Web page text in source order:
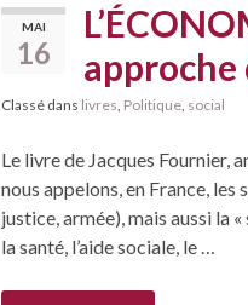
MAI
16
approche
Classé dans livres, Politique, social
Le livre de Jacques Fournier,
nous appelons, en France,
justice, armée), mais aussi la
la santé, l’aide sociale, le …